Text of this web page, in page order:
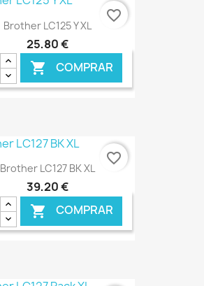
€ ONLINE
Brother LC125 Y XL
25,80 €
 COMPRAR
€ ONLINE
favorite_border
Brother LC127 BK XL
39,20 €
 COMPRAR
favorite_border